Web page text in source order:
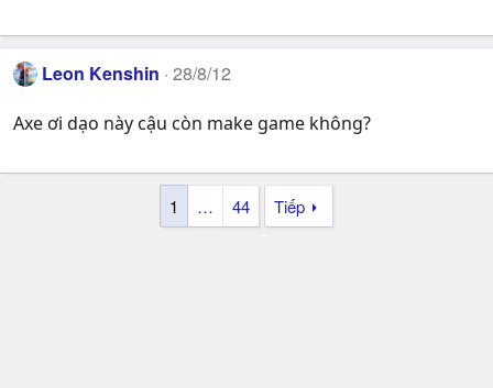
Leon Kenshin 28/8/12
Axe ơi dạo này cậu còn make game không?
1 … 44 Tiếp